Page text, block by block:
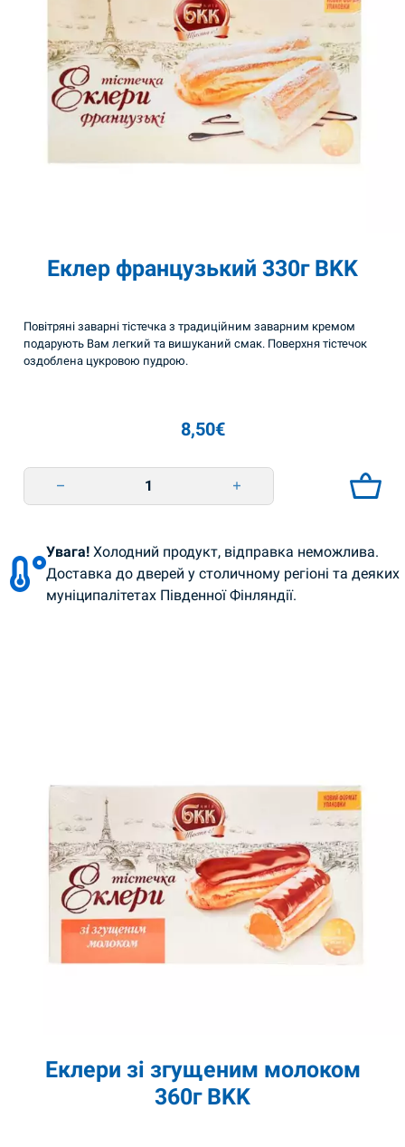
Еклер французький 330г BKK
Повітряні заварні тістечка з традиційним заварним кремом
подарують Вам легкий та вишуканий смак. Поверхня тістечок
оздоблена цукровою пудрою.
8,50€
Увага! Холодний продукт, відправка неможлива.
Доставка до дверей у столичному регіоні та деяких
муніципалітетах Південної Фінляндії.
Еклери зі згущеним молоком
360г BKK